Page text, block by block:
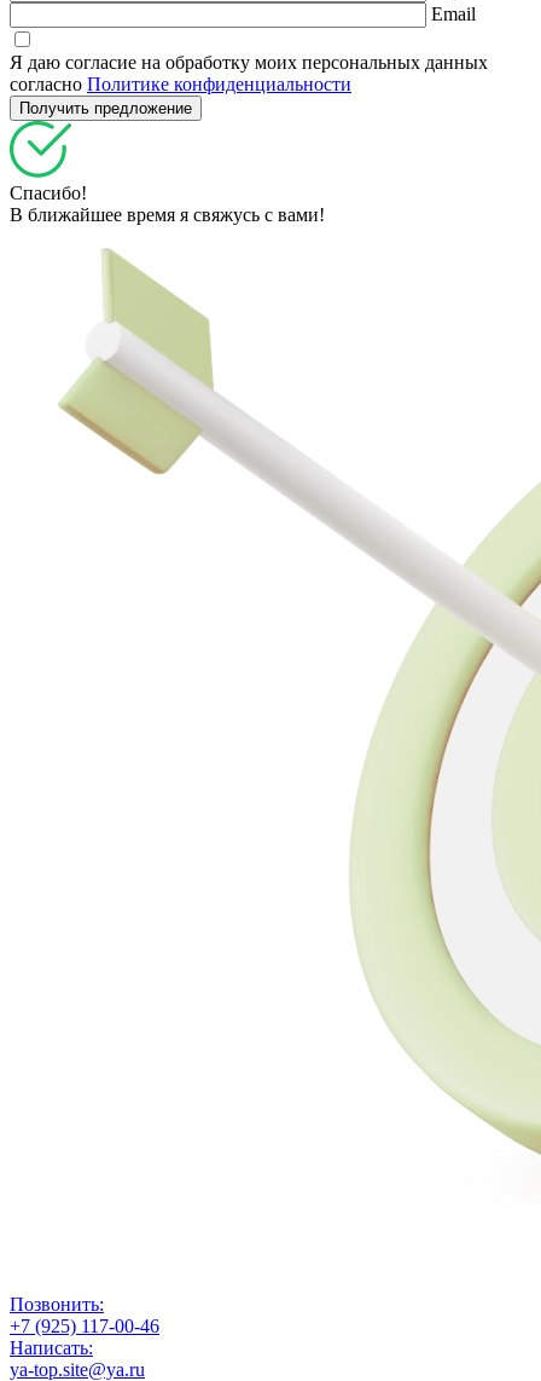
Email
Я даю согласие на обработку моих персональных данных
согласно Политике конфиденциальности
Спасибо!
В ближайшее время я свяжусь с вами!
Позвонить:
+7 (925) 117-00-46
Написать:
ya-top.site@ya.ru